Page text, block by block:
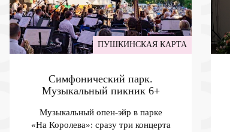
ПУШКИНСКАЯ КАРТА
Симфонический парк.
Музыкальный пикник 6+
Музыкальный опен-эйр в парке
«На Королева»: сразу три концерта